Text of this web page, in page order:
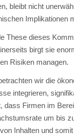
bleibt nicht
Implikationen
These dieses
birgt sie
Risiken managen.
wir die
integrieren,
dass Firmen im
um bis
Inhalten und